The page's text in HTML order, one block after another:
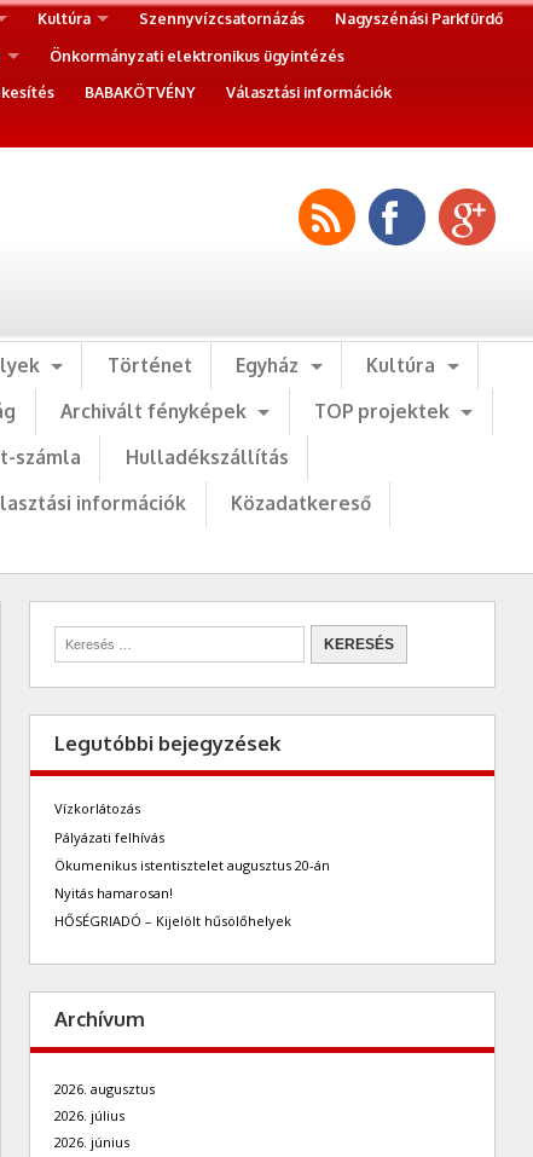
Kultúra Szennyvízcsatornázás
Nagyszénási Parkfürdő
Önkormányzati elektronikus ügyintézés
BABAKÖTVÉNY
Választási információk
Történet Egyház
Kultúra
Archivált fényképek
TOP projektek
számla
Hulladékszállítás
információk
Közadatkereső
Legutóbbi bejegyzések
Vízkorlátozás
Pályázati felhívás
Ökumenikus istentisztelet augusztus 20-án
Nyitás hamarosan!
HŐSÉGRIADÓ – Kijelölt hűsölőhelyek
Archívum
2026. augusztus
2026. július
2026. június